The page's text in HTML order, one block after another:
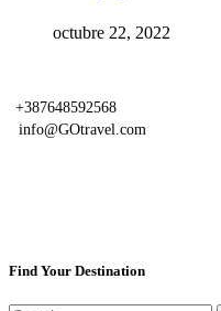
octubre 22, 2022
+387648592568
info@GOtravel.com
Find Your Destination